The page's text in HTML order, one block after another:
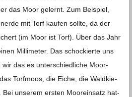
das Moor gelernt. Zum Bei­spiel,
mit Torf kau­fen sollte, da der
(im Moor ist Torf). Über das Jahr
Mil­li­me­ter. Das scho­ckierte uns
wir das es unter­schied­li­che Moor­
Torf­moos, die Eiche, die Wald­kie­
Bei unse­rem ers­ten Moor­ein­satz hat­